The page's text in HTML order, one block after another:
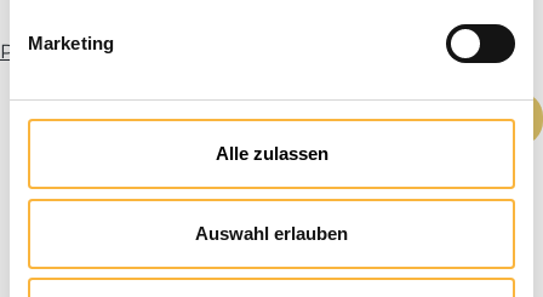
Marketing
Alle zulassen
Auswahl erlauben
Plus d’infos
Quantité de produit : Entrez la
Ajouter au panier